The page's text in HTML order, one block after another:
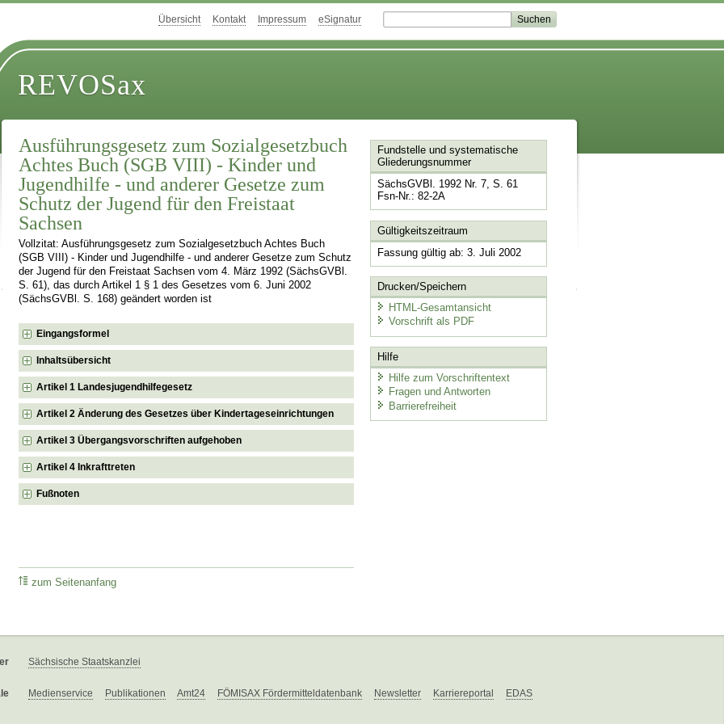
Übersicht Kontakt Impressum eSignatur
REVOSax
Ausführungsgesetz zum Sozialgesetzbuch
Achtes Buch (SGB VIII) - Kinder und
Jugendhilfe - und anderer Gesetze zum
Schutz der Jugend für den Freistaat
Sachsen
Vollzitat: Ausführungsgesetz zum Sozialgesetzbuch Achtes Buch
(SGB VIII) - Kinder und Jugendhilfe - und anderer Gesetze zum Schutz
der Jugend für den Freistaat Sachsen vom 4. März 1992 (SächsGVBl.
S. 61), das durch Artikel 1 § 1 des Gesetzes vom 6. Juni 2002
(SächsGVBl. S. 168) geändert worden ist
Eingangsformel
Inhaltsübersicht
Artikel 1 Landesjugendhilfegesetz
Artikel 2 Änderung des Gesetzes über Kindertageseinrichtungen
Artikel 3 Übergangsvorschriften aufgehoben
Artikel 4 Inkrafttreten
Fußnoten
zum Seitenanfang
Fundstelle und systematische
Gliederungsnummer
SächsGVBl. 1992 Nr. 7, S. 61
Fsn-Nr.: 82-2A
Gültigkeitszeitraum
Fassung gültig ab: 3. Juli 2002
Drucken/Speichern
HTML-Gesamtansicht
Vorschrift als PDF
Hilfe
Hilfe zum Vorschriftentext
Fragen und Antworten
Barrierefreiheit
Sächsische Staatskanzlei
Medienservice Publikationen Amt24 FÖMISAX Fördermitteldatenbank Newsletter Karriereportal EDAS